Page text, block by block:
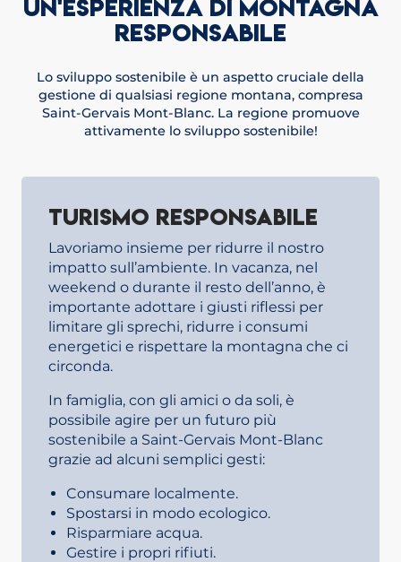
UN'ESPERIENZA DI MONTAGNA
RESPONSABILE
Lo sviluppo sostenibile è un aspetto cruciale della
gestione di qualsiasi regione montana, compresa
Saint-Gervais Mont-Blanc. La regione promuove
attivamente lo sviluppo sostenibile!
Turismo responsabile
Lavoriamo insieme per ridurre il nostro
impatto sull’ambiente. In vacanza, nel
weekend o durante il resto dell’anno, è
importante adottare i giusti riflessi per
limitare gli sprechi, ridurre i consumi
energetici e rispettare la montagna che ci
circonda.
In famiglia, con gli amici o da soli, è
possibile agire per un futuro più
sostenibile a Saint-Gervais Mont-Blanc
grazie ad alcuni semplici gesti:
Consumare localmente.
Spostarsi in modo ecologico.
Risparmiare acqua.
Gestire i propri rifiuti.